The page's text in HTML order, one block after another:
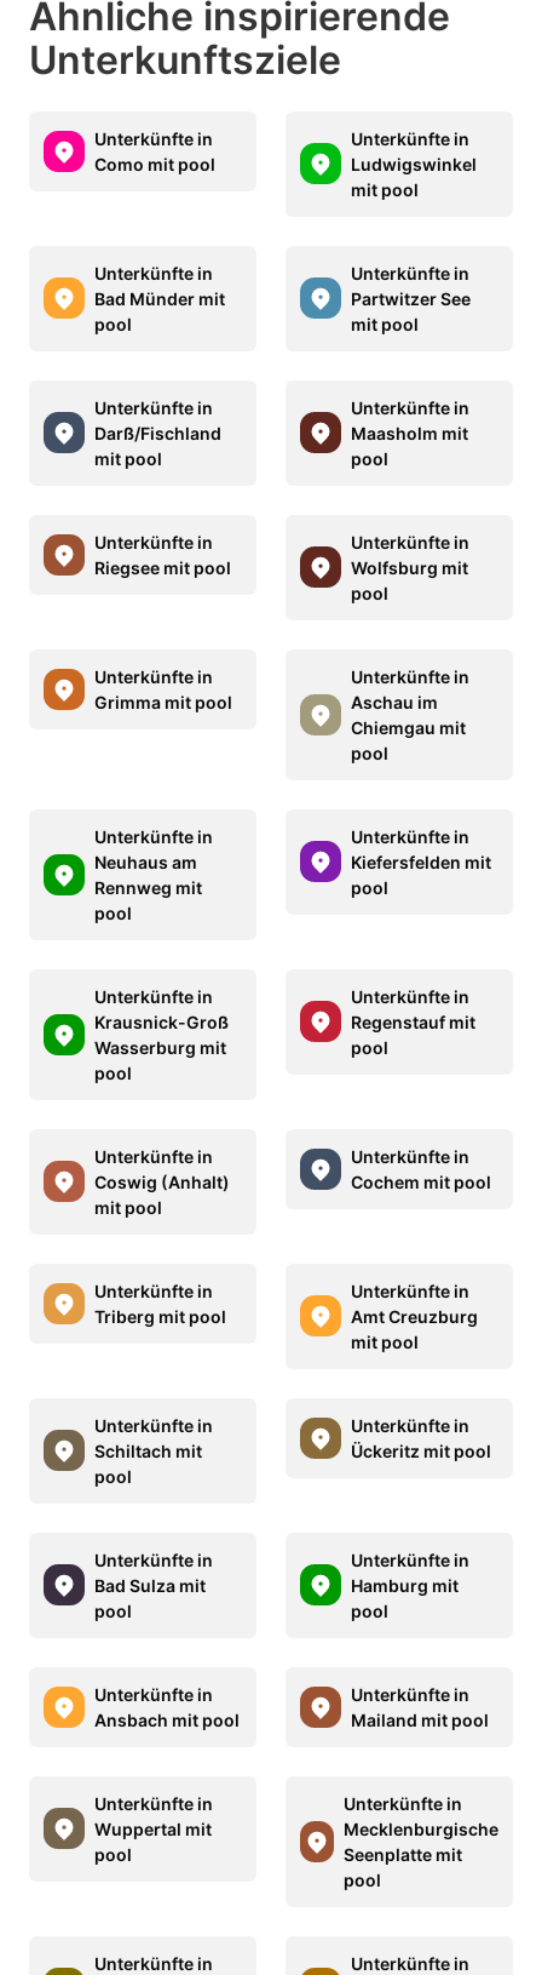
Ähnliche inspirierende
Unterkunftsziele
Unterkünfte in
Como mit pool
Unterkünfte in
Ludwigswinkel
mit pool
Unterkünfte in
Bad Münder mit
pool
Unterkünfte in
Partwitzer See
mit pool
Unterkünfte in
Darß/Fischland
mit pool
Unterkünfte in
Maasholm mit
pool
Unterkünfte in
Riegsee mit pool
Unterkünfte in
Wolfsburg mit
pool
Unterkünfte in
Grimma mit pool
Unterkünfte in
Aschau im
Chiemgau mit
pool
Unterkünfte in
Neuhaus am
Rennweg mit
pool
Unterkünfte in
Kiefersfelden mit
pool
Unterkünfte in
Krausnick-Groß
Wasserburg mit
pool
Unterkünfte in
Regenstauf mit
pool
Unterkünfte in
Coswig (Anhalt)
mit pool
Unterkünfte in
Cochem mit pool
Unterkünfte in
Triberg mit pool
Unterkünfte in
Amt Creuzburg
mit pool
Unterkünfte in
Schiltach mit
pool
Unterkünfte in
Ückeritz mit pool
Unterkünfte in
Bad Sulza mit
pool
Unterkünfte in
Hamburg mit
pool
Unterkünfte in
Ansbach mit pool
Unterkünfte in
Mailand mit pool
Unterkünfte in
Wuppertal mit
pool
Unterkünfte in
Mecklenburgische
Seenplatte mit
pool
Unterkünfte in
Unterkünfte in